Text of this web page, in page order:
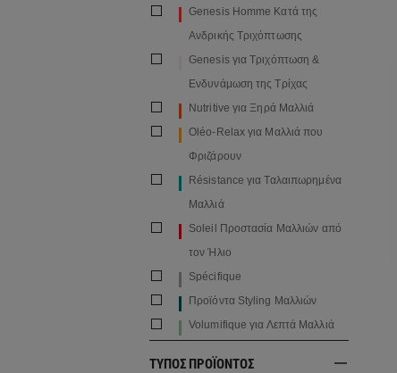
Genesis Homme Κατά της
Ανδρικής Τριχόπτωσης
Genesis για Τριχόπτωση &
Ενδυνάμωση της Τρίχας
Nutritive για Ξηρά Μαλλιά
Oléo-Relax για Μαλλιά που
Φριζάρουν
Résistance για Ταλαιπωρημένα
Μαλλιά
Soleil Προστασία Μαλλιών από
τον Ήλιο
Spécifique
Προϊόντα Styling Μαλλιών
Volumifique για Λεπτά Μαλλιά
ΤΥΠΟΣ ΠΡΟΪΟΝΤΟΣ